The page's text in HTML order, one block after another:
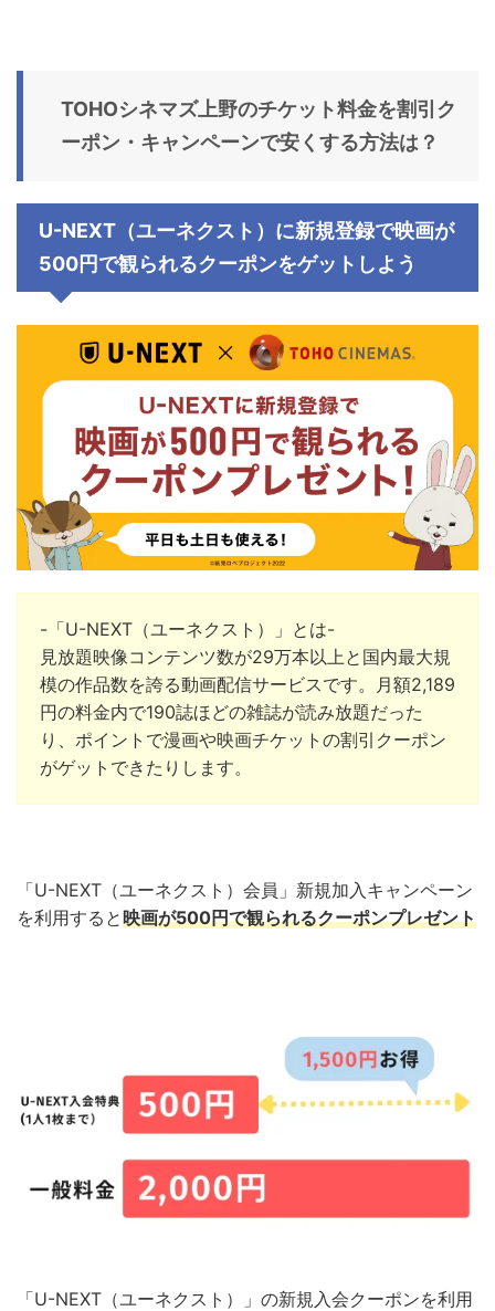
TOHOシネマズ上野のチケット料金を割引ク
ーポン・キャンペーンで安くする方法は？
U-NEXT（ユーネクスト）に新規登録で映画が
500円で観られるクーポンをゲットしよう
-「U-NEXT（ユーネクスト）」とは-
見放題映像コンテンツ数が29万本以上と国内最大規
模の作品数を誇る動画配信サービスです。月額2,189
円の料金内で190誌ほどの雑誌が読み放題だった
り、ポイントで漫画や映画チケットの割引クーポン
がゲットできたりします。
「U-NEXT（ユーネクスト）会員」新規加入キャンペーン
を利用すると映画が500円で観られるクーポンプレゼント
「U-NEXT（ユーネクスト）」の新規入会クーポンを利用